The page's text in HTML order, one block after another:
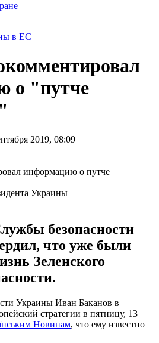
в ЕС
о "путче
2019, 08:09
Украины
безопасности
что уже были
Зеленского
Украины Иван Баканов в
стратегии в пятницу, 13
Новинам, что ему известно